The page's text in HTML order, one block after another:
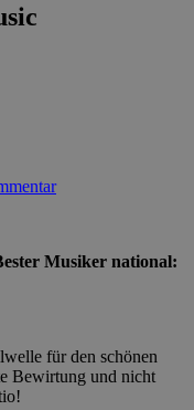
Musiker national:
für den schönen
Bewirtung und nicht